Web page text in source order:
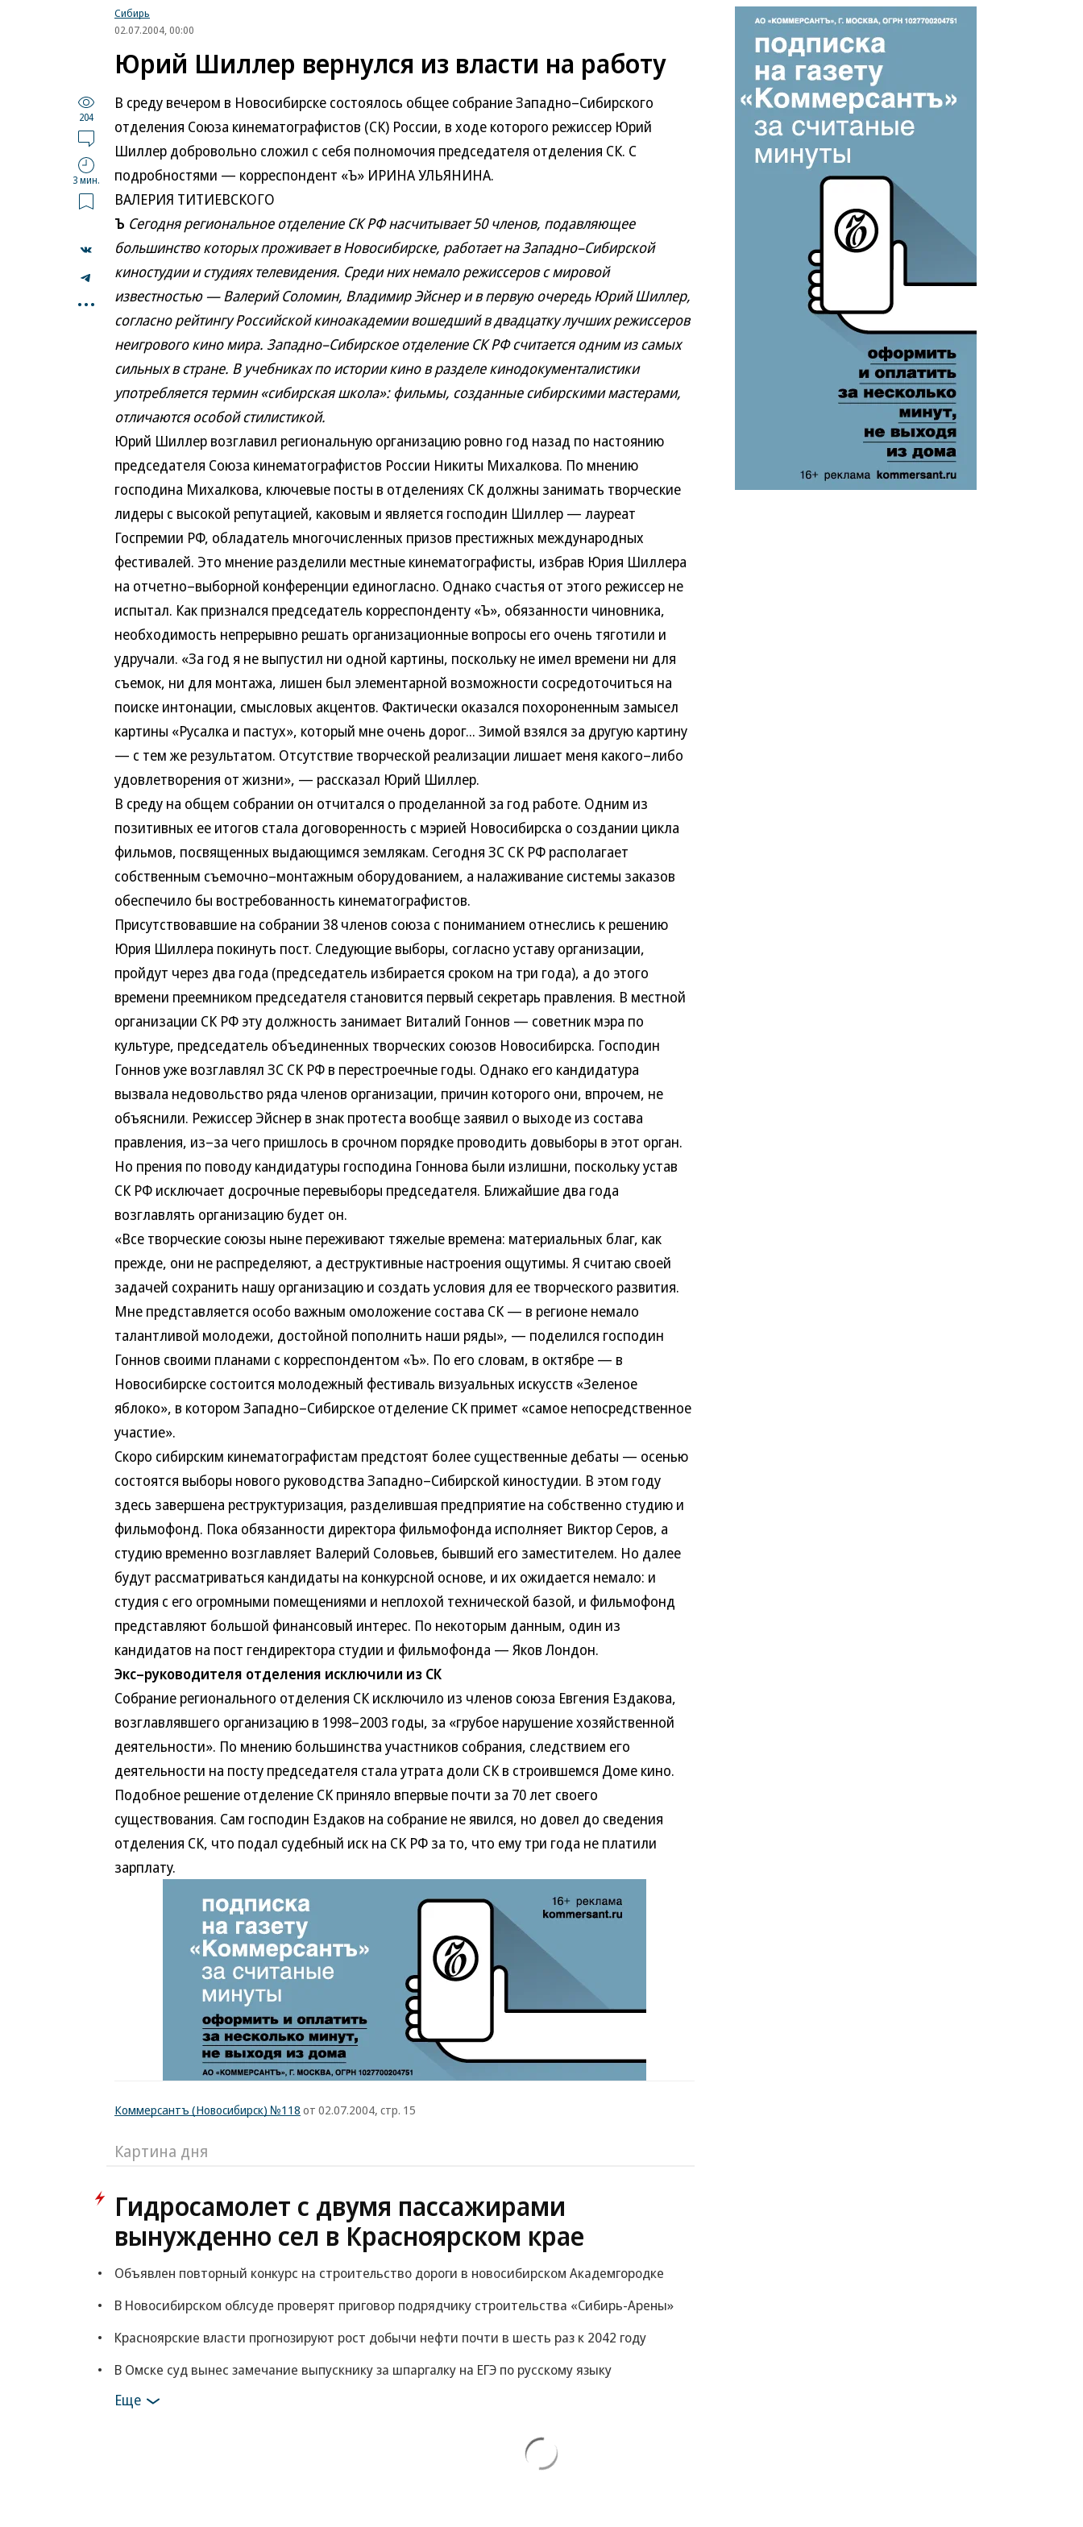
Сибирь
02.07.2004, 00:00
Юрий Шиллер вернулся из власти на работу
204
3 мин.
...
В среду вечером в Новосибирске состоялось общее собрание Западно–Сибирского
отделения Союза кинематографистов (СК) России, в ходе которого режиссер Юрий
Шиллер добровольно сложил с себя полномочия председателя отделения СК. С
подробностями — корреспондент «Ъ» ИРИНА УЛЬЯНИНА.
ВАЛЕРИЯ ТИТИЕВСКОГО
Ъ Сегодня региональное отделение СК РФ насчитывает 50 членов, подавляющее
большинство которых проживает в Новосибирске, работает на Западно–Сибирской
киностудии и студиях телевидения. Среди них немало режиссеров с мировой
известностью — Валерий Соломин, Владимир Эйснер и в первую очередь Юрий Шиллер,
согласно рейтингу Российской киноакадемии вошедший в двадцатку лучших режиссеров
неигрового кино мира. Западно–Сибирское отделение СК РФ считается одним из самых
сильных в стране. В учебниках по истории кино в разделе кинодокументалистики
употребляется термин «сибирская школа»: фильмы, созданные сибирскими мастерами,
отличаются особой стилистикой.
Юрий Шиллер возглавил региональную организацию ровно год назад по настоянию
председателя Союза кинематографистов России Никиты Михалкова. По мнению
господина Михалкова, ключевые посты в отделениях СК должны занимать творческие
лидеры с высокой репутацией, каковым и является господин Шиллер — лауреат
Госпремии РФ, обладатель многочисленных призов престижных международных
фестивалей. Это мнение разделили местные кинематографисты, избрав Юрия Шиллера
на отчетно–выборной конференции единогласно. Однако счастья от этого режиссер не
испытал. Как признался председатель корреспонденту «Ъ», обязанности чиновника,
необходимость непрерывно решать организационные вопросы его очень тяготили и
удручали. «За год я не выпустил ни одной картины, поскольку не имел времени ни для
съемок, ни для монтажа, лишен был элементарной возможности сосредоточиться на
поиске интонации, смысловых акцентов. Фактически оказался похороненным замысел
картины «Русалка и пастух», который мне очень дорог... Зимой взялся за другую картину
— с тем же результатом. Отсутствие творческой реализации лишает меня какого–либо
удовлетворения от жизни», — рассказал Юрий Шиллер.
В среду на общем собрании он отчитался о проделанной за год работе. Одним из
позитивных ее итогов стала договоренность с мэрией Новосибирска о создании цикла
фильмов, посвященных выдающимся землякам. Сегодня ЗС СК РФ располагает
собственным съемочно–монтажным оборудованием, а налаживание системы заказов
обеспечило бы востребованность кинематографистов.
Присутствовавшие на собрании 38 членов союза с пониманием отнеслись к решению
Юрия Шиллера покинуть пост. Следующие выборы, согласно уставу организации,
пройдут через два года (председатель избирается сроком на три года), а до этого
времени преемником председателя становится первый секретарь правления. В местной
организации СК РФ эту должность занимает Виталий Гоннов — советник мэра по
культуре, председатель объединенных творческих союзов Новосибирска. Господин
Гоннов уже возглавлял ЗС СК РФ в перестроечные годы. Однако его кандидатура
вызвала недовольство ряда членов организации, причин которого они, впрочем, не
объяснили. Режиссер Эйснер в знак протеста вообще заявил о выходе из состава
правления, из–за чего пришлось в срочном порядке проводить довыборы в этот орган.
Но прения по поводу кандидатуры господина Гоннова были излишни, поскольку устав
СК РФ исключает досрочные перевыборы председателя. Ближайшие два года
возглавлять организацию будет он.
«Все творческие союзы ныне переживают тяжелые времена: материальных благ, как
прежде, они не распределяют, а деструктивные настроения ощутимы. Я считаю своей
задачей сохранить нашу организацию и создать условия для ее творческого развития.
Мне представляется особо важным омоложение состава СК — в регионе немало
талантливой молодежи, достойной пополнить наши ряды», — поделился господин
Гоннов своими планами с корреспондентом «Ъ». По его словам, в октябре — в
Новосибирске состоится молодежный фестиваль визуальных искусств «Зеленое
яблоко», в котором Западно–Сибирское отделение СК примет «самое непосредственное
участие».
Скоро сибирским кинематографистам предстоят более существенные дебаты — осенью
состоятся выборы нового руководства Западно–Сибирской киностудии. В этом году
здесь завершена реструктуризация, разделившая предприятие на собственно студию и
фильмофонд. Пока обязанности директора фильмофонда исполняет Виктор Серов, а
студию временно возглавляет Валерий Соловьев, бывший его заместителем. Но далее
будут рассматриваться кандидаты на конкурсной основе, и их ожидается немало: и
студия с его огромными помещениями и неплохой технической базой, и фильмофонд
представляют большой финансовый интерес. По некоторым данным, один из
кандидатов на пост гендиректора студии и фильмофонда — Яков Лондон.
Экс–руководителя отделения исключили из СК
Собрание регионального отделения СК исключило из членов союза Евгения Ездакова,
возглавлявшего организацию в 1998–2003 годы, за «грубое нарушение хозяйственной
деятельности». По мнению большинства участников собрания, следствием его
деятельности на посту председателя стала утрата доли СК в строившемся Доме кино.
Подобное решение отделение СК приняло впервые почти за 70 лет своего
существования. Сам господин Ездаков на собрание не явился, но довел до сведения
отделения СК, что подал судебный иск на СК РФ за то, что ему три года не платили
зарплату.
Коммерсантъ (Новосибирск) №118 от 02.07.2004, стр. 15
Картина дня
Гидросамолет с двумя пассажирами
вынужденно сел в Красноярском крае
Объявлен повторный конкурс на строительство дороги в новосибирском Академгородке
В Новосибирском облсуде проверят приговор подрядчику строительства «Сибирь-Арены»
Красноярские власти прогнозируют рост добычи нефти почти в шесть раз к 2042 году
В Омске суд вынес замечание выпускнику за шпаргалку на ЕГЭ по русскому языку
Еще